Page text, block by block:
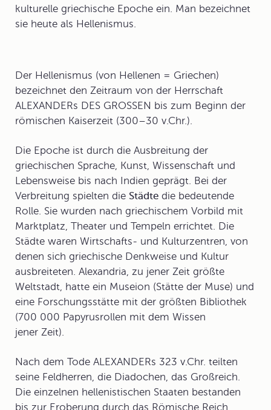
kulturelle griechische Epoche ein. Man bezeichnet
sie heute als Hellenismus.
Der Hellenismus (von Hellenen = Griechen)
bezeichnet den Zeitraum von der Herrschaft
ALEXANDERs DES GROSSEN bis zum Beginn der
römischen Kaiserzeit (300–30 v.Chr.).
Die Epoche ist durch die Ausbreitung der
griechischen Sprache, Kunst, Wissenschaft und
Lebensweise bis nach Indien geprägt. Bei der
Verbreitung spielten die Städte die bedeutende
Rolle. Sie wurden nach griechischem Vorbild mit
Marktplatz, Theater und Tempeln errichtet. Die
Städte waren Wirtschafts- und Kulturzentren, von
denen sich griechische Denkweise und Kultur
ausbreiteten. Alexandria, zu jener Zeit größte
Weltstadt, hatte ein Museion (Stätte der Muse) und
eine Forschungsstätte mit der größten Bibliothek
(700 000 Papyrusrollen mit dem Wissen
jener Zeit).
Nach dem Tode ALEXANDERs 323 v.Chr. teilten
seine Feldherren, die Diadochen, das Großreich.
Die einzelnen hellenistischen Staaten bestanden
bis zur Eroberung durch das Römische Reich